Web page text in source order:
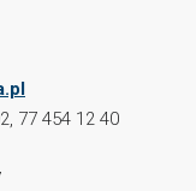
77 454 12 40